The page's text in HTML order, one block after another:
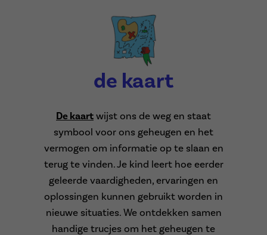
de kaart
De kaart wijst ons de weg en staat
symbool voor ons geheugen en het
vermogen om informatie op te slaan en
terug te vinden. Je kind leert hoe eerder
geleerde vaardigheden, ervaringen en
oplossingen kunnen gebruikt worden in
nieuwe situaties. We ontdekken samen
handige trucjes om het geheugen te